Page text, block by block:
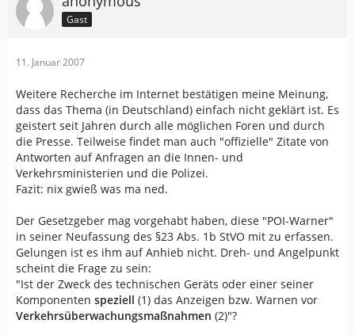
Gast
11. Januar 2007
Weitere Recherche im Internet bestätigen meine Meinung,
dass das Thema (in Deutschland) einfach nicht geklärt ist. Es
geistert seit Jahren durch alle möglichen Foren und durch
die Presse. Teilweise findet man auch "offizielle" Zitate von
Antworten auf Anfragen an die Innen- und
Verkehrsministerien und die Polizei.
Fazit: nix gwieß was ma ned.
Der Gesetzgeber mag vorgehabt haben, diese "POI-Warner"
in seiner Neufassung des §23 Abs. 1b StVO mit zu erfassen.
Gelungen ist es ihm auf Anhieb nicht. Dreh- und Angelpunkt
scheint die Frage zu sein:
"Ist der Zweck des technischen Geräts oder einer seiner
Komponenten speziell (1) das Anzeigen bzw. Warnen vor
Verkehrsüberwachungsmaßnahmen (2)"?